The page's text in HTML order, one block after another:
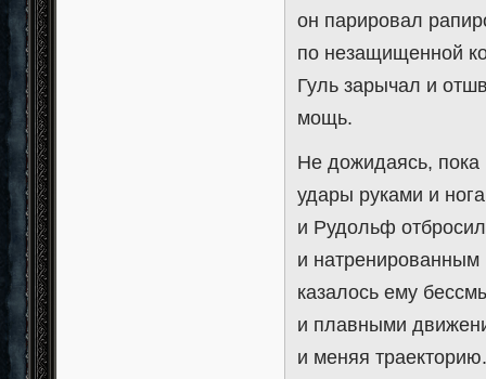
он парировал
по незащищенной
Гуль зарычал и
мощь.
Не дожидаясь,
удары руками и
и Рудольф
и натренированным
казалось ему
и плавными
и меняя